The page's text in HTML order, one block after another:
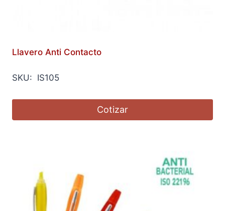
Llavero Anti Contacto
SKU: IS105
Cotizar